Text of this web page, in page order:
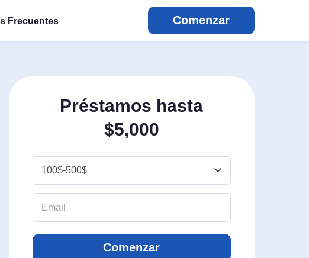
Frecuentes Comenzar
Préstamos hasta
$5,000
Comenzar